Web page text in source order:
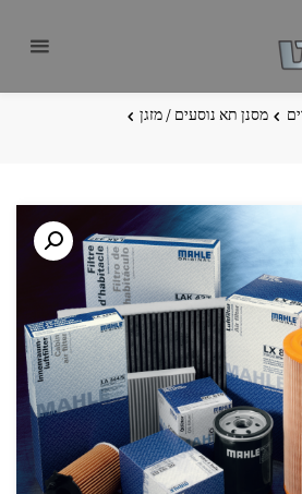
מסנן תא נוסעים / מזגן